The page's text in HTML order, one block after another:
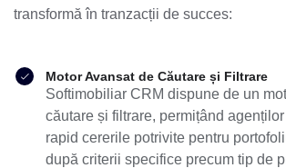
transformă în tranzacții de succes:
Motor Avansat de Căutare și Filtrare
Softimobiliar CRM dispune de un
căutare și filtrare, permițând
rapid cererile potrivite pentru
după criterii specifice precum tip de